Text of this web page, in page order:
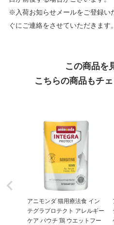
※入荷お知らせメールをご登録い
ぐにご連絡をさせていただきます。
この商品を
こちらの商品もチ
アニモンダ 猫用療法食 イン
テグラプロテクト アレルギー
ケア パウチ 鶏 ウエットフー